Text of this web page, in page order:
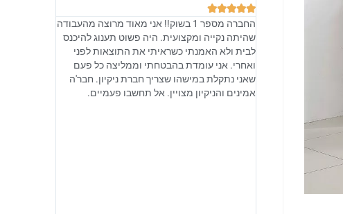





החברה מספר 1 בשוק!! אני מאוד מרוצה מהעבודה
שהיתה נקייה ומקצועית. היה פשוט תענוג להיכנס
לבית ולא האמנתי כשראיתי את התוצאות לפני
ואחרי. אני עומדת בהבטחתי וממליצה כל פעם
שאני נתקלת במישהו שצריך חברת ניקיון. חבר'ה
אמינים והניקיון מצויין. אל תחשבו פעמיים.